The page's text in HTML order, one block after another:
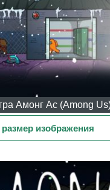
Амонг Ас (Among